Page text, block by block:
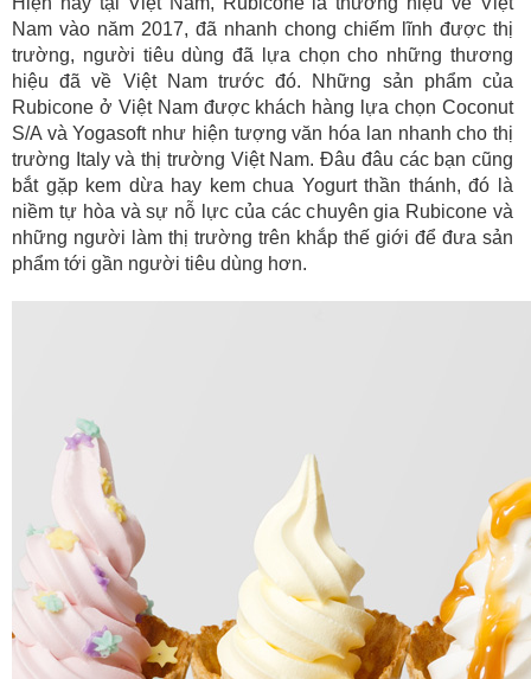
Nam vào năm 2017, đã nhanh chong chiếm lĩnh được thị
trường, người tiêu dùng đã lựa chọn cho những thương
hiệu đã về Việt Nam trước đó. Những sản phẩm của
Rubicone ở Việt Nam được khách hàng lựa chọn Coconut
S/A và Yogasoft như hiện tượng văn hóa lan nhanh cho thị
trường Italy và thị trường Việt Nam. Đâu đâu các bạn cũng
bắt gặp kem dừa hay kem chua Yogurt thần thánh, đó là
niềm tự hòa và sự nỗ lực của các chuyên gia Rubicone và
những người làm thị trường trên khắp thế giới để đưa sản
phẩm tới gần người tiêu dùng hơn.